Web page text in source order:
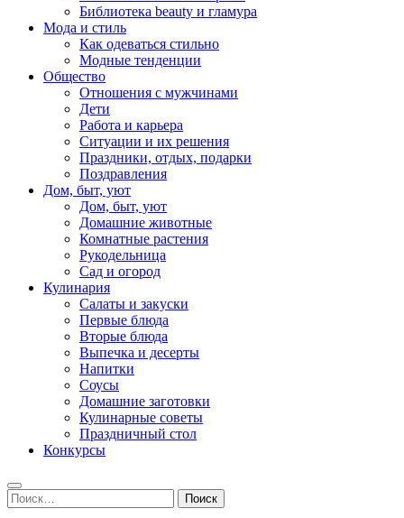
Библиотека beauty и гламура
Мода и стиль
Как одеваться стильно
Модные тенденции
Общество
Отношения с мужчинами
Дети
Работа и карьера
Ситуации и их решения
Праздники, отдых, подарки
Поздравления
Дом, быт, уют
Дом, быт, уют
Домашние животные
Комнатные растения
Рукодельница
Сад и огород
Кулинария
Салаты и закуски
Первые блюда
Вторые блюда
Выпечка и десерты
Напитки
Соусы
Домашние заготовки
Кулинарные советы
Праздничный стол
Конкурсы
Найти: